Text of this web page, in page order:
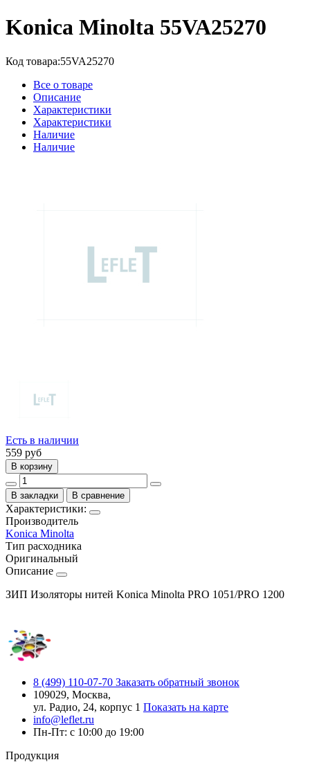
Konica Minolta 55VA25270
Код товара:55VA25270
Все о товаре
Описание
Характеристики
Характеристики
Наличие
Наличие
Есть в наличии
559 руб
В корзину
В закладки В сравнение
Характеристики:
Производитель
Konica Minolta
Тип расходника
Оригинальный
Описание
ЗИП Изоляторы нитей Konica Minolta PRO 1051/PRO 1200
8 (499) 110-07-70 Заказать обратный звонок
109029, Москва,
ул. Радио, 24, корпус 1 Показать на карте
info@leflet.ru
Пн-Пт: с 10:00 до 19:00
Продукция